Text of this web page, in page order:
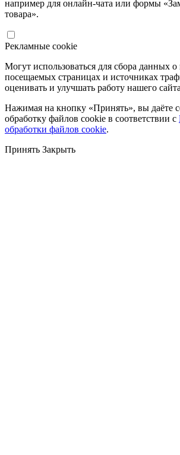
например для онлайн-чата или формы
товара».
Рекламные cookie
Могут использоваться для сбора данных
посещаемых страницах и источниках
оценивать и улучшать работу нашего
Нажимая на кнопку «Принять», вы даёте
обработку файлов cookie в соответствии с
обработки файлов cookie.
Принять Закрыть